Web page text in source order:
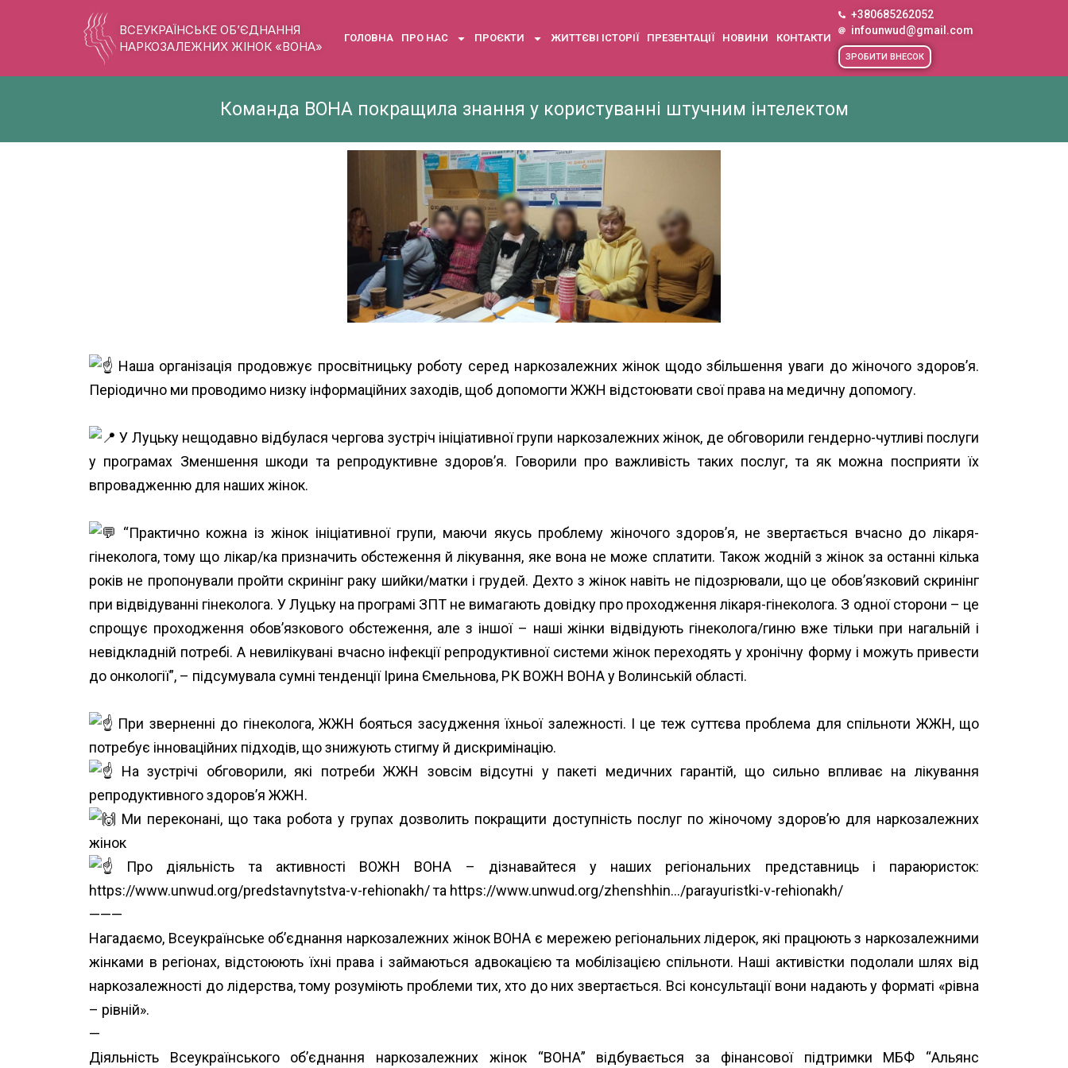
ВСЕУКРАЇНСЬКЕ ОБ’ЄДНАННЯ
НАРКОЗАЛЕЖНИХ ЖІНОК «ВОНА»
ГОЛОВНА ПРО НАС ПРОЄКТИ ЖИТТЄВІ ІСТОРІЇ ПРЕЗЕНТАЦІЇ НОВИНИ КОНТАКТИ
+380685262052
infounwud@gmail.com
ЗРОБИТИ ВНЕСОК
Команда ВОНА покращила знання у користуванні штучним інтелектом
Наша організація продовжує просвітницьку роботу серед наркозалежних жінок щодо збільшення уваги до жіночого здоров’я.
Періодично ми проводимо низку інформаційних заходів, щоб допомогти ЖЖН відстоювати свої права на медичну допомогу.
У Луцьку нещодавно відбулася чергова зустріч ініціативної групи наркозалежних жінок, де обговорили гендерно-чутливі послуги
у програмах Зменшення шкоди та репродуктивне здоров’я. Говорили про важливість таких послуг, та як можна посприяти їх
впровадженню для наших жінок.
“Практично кожна із жінок ініціативної групи, маючи якусь проблему жіночого здоров’я, не звертається вчасно до лікаря-
гінеколога, тому що лікар/ка призначить обстеження й лікування, яке вона не може сплатити. Також жодній з жінок за останні кілька
років не пропонували пройти скринінг раку шийки/матки і грудей. Дехто з жінок навіть не підозрювали, що це обов’язковий скринінг
при відвідуванні гінеколога. У Луцьку на програмі ЗПТ не вимагають довідку про проходження лікаря-гінеколога. З одної сторони – це
спрощує проходження обов’язкового обстеження, але з іншої – наші жінки відвідують гінеколога/гиню вже тільки при нагальній і
невідкладній потребі. А невилікувані вчасно інфекції репродуктивної системи жінок переходять у хронічну форму і можуть привести
до онкології”, – підсумувала сумні тенденції Ірина Ємельнова, РК ВОЖН ВОНА у Волинській області.
При зверненні до гінеколога, ЖЖН бояться засудження їхньої залежності. І це теж суттєва проблема для спільноти ЖЖН, що
потребує інноваційних підходів, що знижують стигму й дискримінацію.
На зустрічі обговорили, які потреби ЖЖН зовсім відсутні у пакеті медичних гарантій, що сильно впливає на лікування
репродуктивного здоров’я ЖЖН.
Ми переконані, що така робота у групах дозволить покращити доступність послуг по жіночому здоров’ю для наркозалежних
жінок
Про діяльність та активності ВОЖН ВОНА – дізнавайтеся у наших регіональних представниць і параюристок:
https://www.unwud.org/predstavnytstva-v-rehionakh/та https://www.unwud.org/zhenshhin…/parayuristki-v-rehionakh/
———
Нагадаємо, Всеукраїнське об’єднання наркозалежних жінок ВОНА є мережею регіональних лідерок, які працюють з наркозалежними
жінками в регіонах, відстоюють їхні права і займаються адвокацією та мобілізацією спільноти. Наші активістки подолали шлях від
наркозалежності до лідерства, тому розуміють проблеми тих, хто до них звертається. Всі консультації вони надають у форматі «рівна
– рівній».
—
Діяльність Всеукраїнського об’єднання наркозалежних жінок “ВОНА” відбувається за фінансової підтримки МБФ “Альянс